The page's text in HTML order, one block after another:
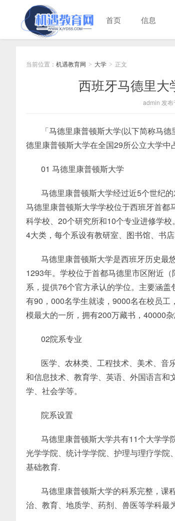
首页 信息
当前位置： 机遇教育网 > 大学 > 正文
西班牙马德里
admin 发
「马德里康普顿斯大学(以下简称马
德里康普顿斯大学在全国29所公立大学中
01 马德里康普顿斯大学
马德里康普顿斯大学经过近5个世纪
马德里康普顿斯大学学校位于西班牙首
科学校、20个研究所和10个专业进修学
4大类，每个系设有教研室、图书馆、书店
马德里康普顿斯大学是西班牙历史最
1293年。学校位于首都马德里市区附近
系，提供76个官方承认的学位。主要涵
有90，000名学生就读，9000名在校员
模最大的一所，拥有200万藏书，40000杂
02院系专业
医学、农林类、工程技术、美术、音
和信息技术、教育学、英语、外国语言
学、社会学等。
院系设置
马德里康普顿斯大学共有11个大学学
光学学院、统计学学院、护理与理疗学
基础教育.
马德里康普顿斯大学的科系完整，课
治、教育、地质学、药剂、兽医等学科最